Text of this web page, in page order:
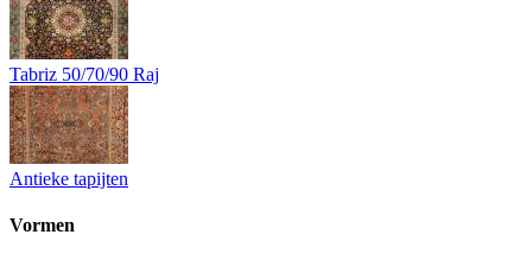
Tabriz 50/70/90 Raj
Antieke tapijten
Vormen